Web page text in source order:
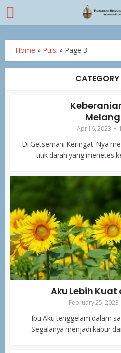
Home » Puisi » Page 3
April 6, 2023
Di Getsemani Keringat-Nya
titik darah yang menetes
Aku Lebih
February 25, 2023
Ibu Aku tenggelam dalam
Segalanya menjadi kabur